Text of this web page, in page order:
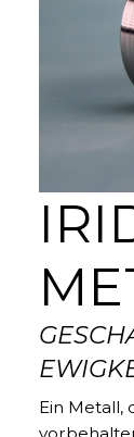
Ein Metall,